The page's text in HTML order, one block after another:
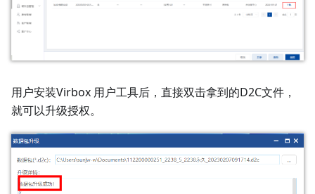
用户安装Virbox 用户工具后，直接双击拿到的D2C文件，
就可以升级授权。